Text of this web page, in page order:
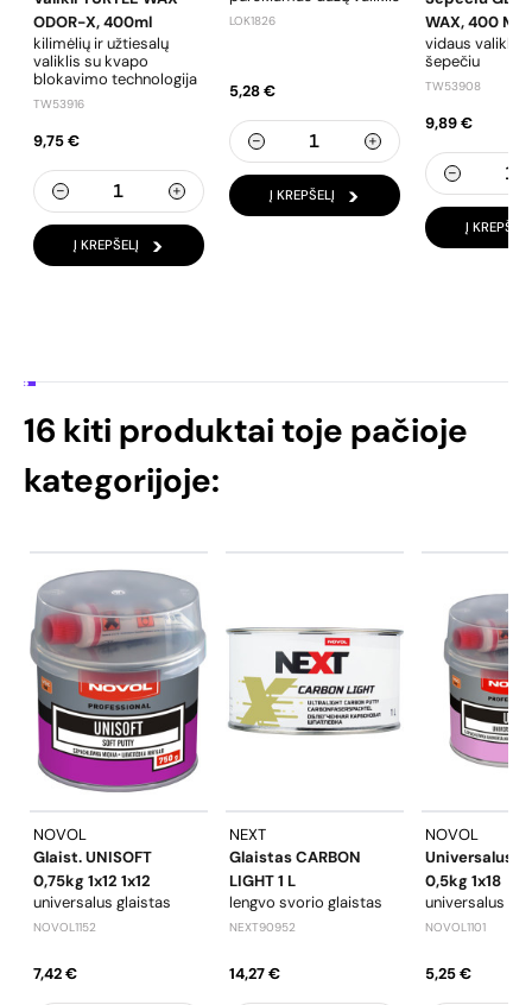
ODOR-X, 400ml
kilimėlių ir užtiesalų
valiklis su kvapo
blokavimo technologija
TW53916
9,75 €
Į KREPŠELĮ
LOK1826
5,28 €
Į KREPŠELĮ
WAX, 400 Ml
vidaus valiklis
šepečiu
TW53908
9,89 €
Į KREPŠELĮ
16 kiti produktai toje pačioje
kategorijoje:
NOVOL
Glaist. UNISOFT
0,75kg 1x12 1x12
universalus glaistas
NOVOL1152
7,42 €
NEXT
Glaistas CARBON
LIGHT 1 L
lengvo svorio glaistas
NEXT90952
14,27 €
NOVOL
Universalus
0,5kg 1x18
universalus
NOVOL1101
5,25 €